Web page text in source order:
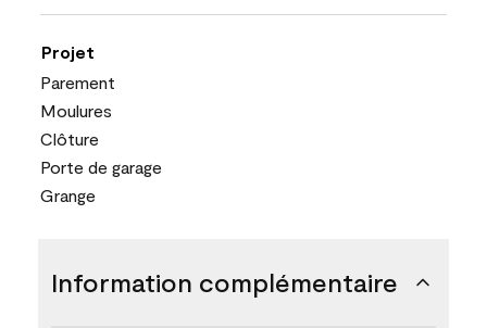
Projet
Parement
Moulures
Clôture
Porte de garage
Grange
Information complémentaire